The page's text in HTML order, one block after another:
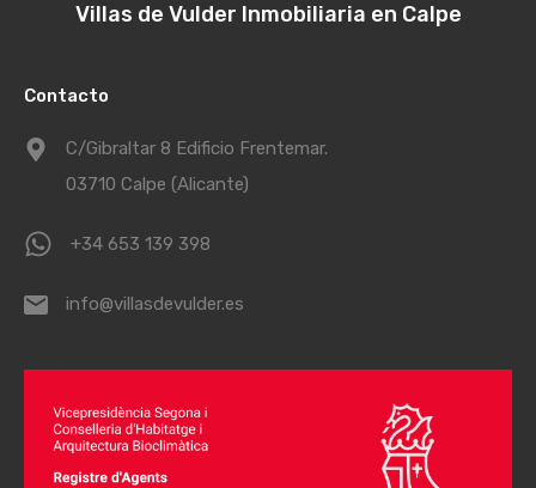
Villas de Vulder Inmobiliaria en Calpe
Contacto
C/Gibraltar 8 Edificio Frentemar.
03710 Calpe (Alicante)
+34 653 139 398
info@villasdevulder.es